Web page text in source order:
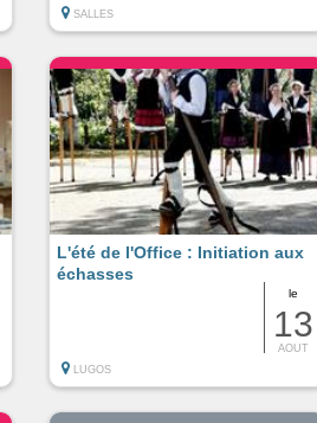
SALLES
le
13
AOUT
L'été de l'Office : Initiation aux
échasses
LUGOS